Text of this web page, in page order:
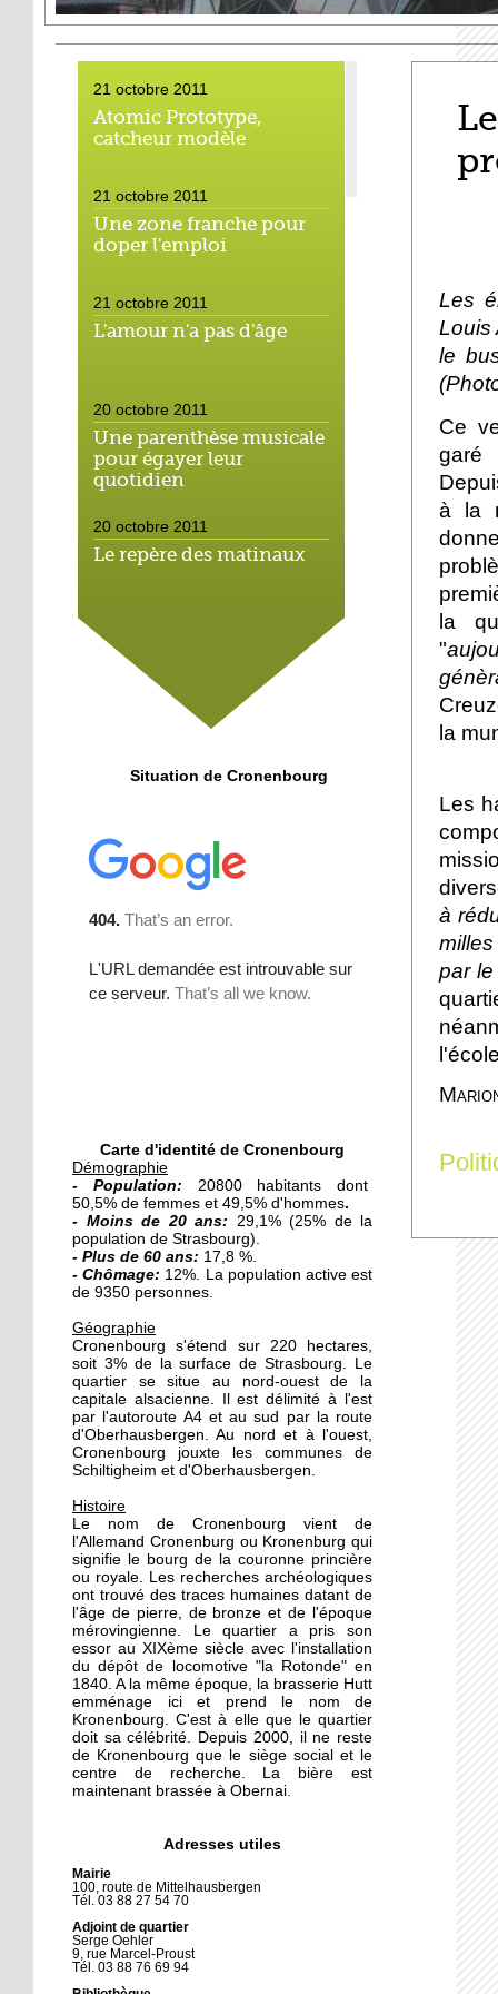
21 octobre 2011
Atomic Prototype,
catcheur modèle
21 octobre 2011
Une zone franche pour
doper l'emploi
21 octobre 2011
L'amour n'a pas d'âge
20 octobre 2011
Une parenthèse musicale
pour égayer leur
quotidien
20 octobre 2011
Le repère des matinaux
20 octobre 2011
Un savoureux mélange
Coupe de France :
18 octobre 2011
La future SPA supplante
18 octobre 2011
Le karaté défense en
18 octobre 2011
Second tour de la
primaire socialiste
17 octobre 2011
17 octobre 2011
Une cuisine multilingue
au Petit Gourmand
17 octobre 2011
Fin de série pour l'Etoile
Noire
15 octobre 2011
A la découverte du cycle-
ball
14 octobre 2011
Le bus de la démocratie
locale présente le
compostage
leur Mutant
13 octobre 2011
Les élus du conseil de
quartier connus
Situation de Cronenbourg
Carte d'identité de Cronenbourg
Démographie
- Population: 20800 habitants dont
50,5% de femmes et 49,5% d'hommes.
- Moins de 20 ans: 29,1% (25% de la
population de Strasbourg).
- Plus de 60 ans: 17,8 %.
- Chômage: 12%. La population active est
de 9350 personnes.
Géographie
Cronenbourg s'étend sur 220 hectares,
soit 3% de la surface de Strasbourg. Le
quartier se situe au nord-ouest de la
capitale alsacienne. Il est délimité à l'est
par l'autoroute A4 et au sud par la route
d'Oberhausbergen. Au nord et à l'ouest,
Cronenbourg jouxte les communes de
Schiltigheim et d'Oberhausbergen.
Histoire
Le nom de Cronenbourg vient de
l'Allemand Cronenburg ou Kronenburg qui
signifie le bourg de la couronne princière
ou royale. Les recherches archéologiques
ont trouvé des traces humaines datant de
l'âge de pierre, de bronze et de l'époque
mérovingienne. Le quartier a pris son
essor au XIXème siècle avec l'installation
du dépôt de locomotive "la Rotonde" en
1840. A la même époque, la brasserie Hutt
emménage ici et prend le nom de
Kronenbourg. C'est à elle que le quartier
doit sa célébrité. Depuis 2000, il ne reste
de Kronenbourg que le siège social et le
centre de recherche. La bière est
maintenant brassée à Obernai.
Adresses utiles
Mairie
100, route de Mittelhausbergen
Tél. 03 88 27 54 70
Adjoint de quartier
Serge Oehler
9, rue Marcel-Proust
Tél. 03 88 76 69 94
Les
Louis
le
Ce
garé
à la
la
"
la
Les
à
par